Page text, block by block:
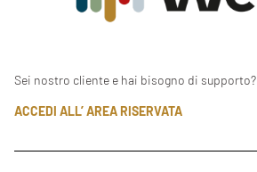
Sei nostro cliente e hai bisogno di supporto?
ACCEDI ALL’ AREA RISERVATA